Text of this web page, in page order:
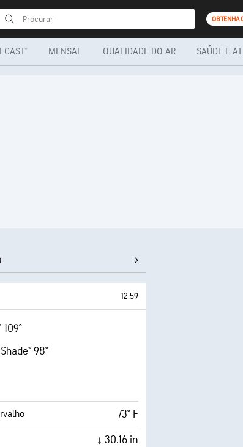
MENSAL QUALIDADE DO AR SAÚDE E
12:59
109°
98°
73° F
↓ 30.16 in